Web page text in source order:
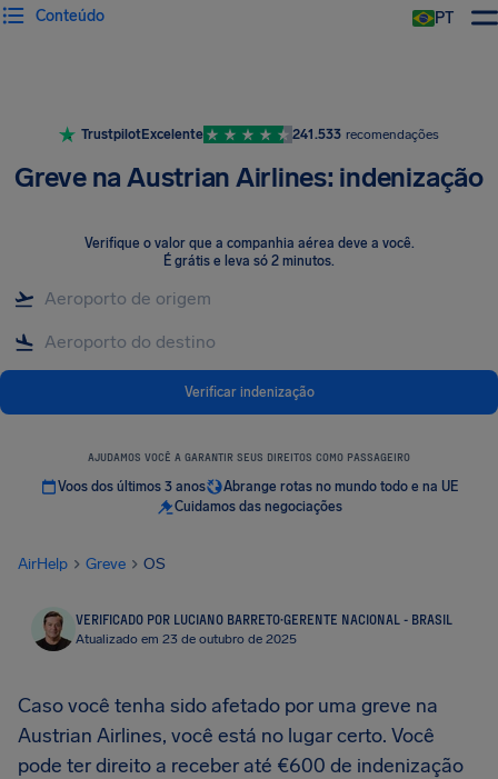
PT
Conteúdo
TrustpilotExcelente 241.533 recomendações
Greve na Austrian Airlines: indenização
Verifique o valor que a companhia aérea deve a você.
É grátis e leva só 2 minutos.
Verificar indenização
AJUDAMOS VOCÊ A GARANTIR SEUS DIREITOS COMO PASSAGEIRO
Voos dos últimos 3 anos
Abrange rotas no mundo todo e na UE
Cuidamos das negociações
AirHelp Greve OS
VERIFICADO POR LUCIANO BARRETO·GERENTE NACIONAL - BRASIL
Atualizado em 23 de outubro de 2025
Caso você tenha sido afetado por uma greve na
Austrian Airlines, você está no lugar certo. Você
pode ter direito a receber até €600 de indenização